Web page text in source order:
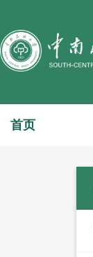
首页